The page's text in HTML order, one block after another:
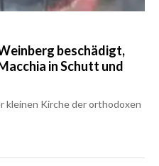
beschädigt,
in Schutt und
kleinen Kirche der orthodoxen